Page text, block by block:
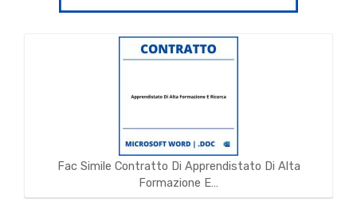
Fac Simile Contratto Di Apprendistato Di Alta
Formazione E…